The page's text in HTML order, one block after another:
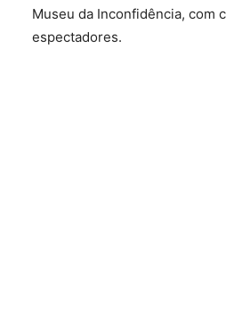
Museu da Inconfidência, com
espectadores.